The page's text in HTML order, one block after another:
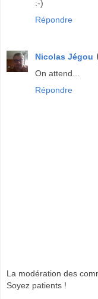
:-)
Répondre
Nicolas Jégou
On attend...
Répondre
La modération des
Soyez patients !